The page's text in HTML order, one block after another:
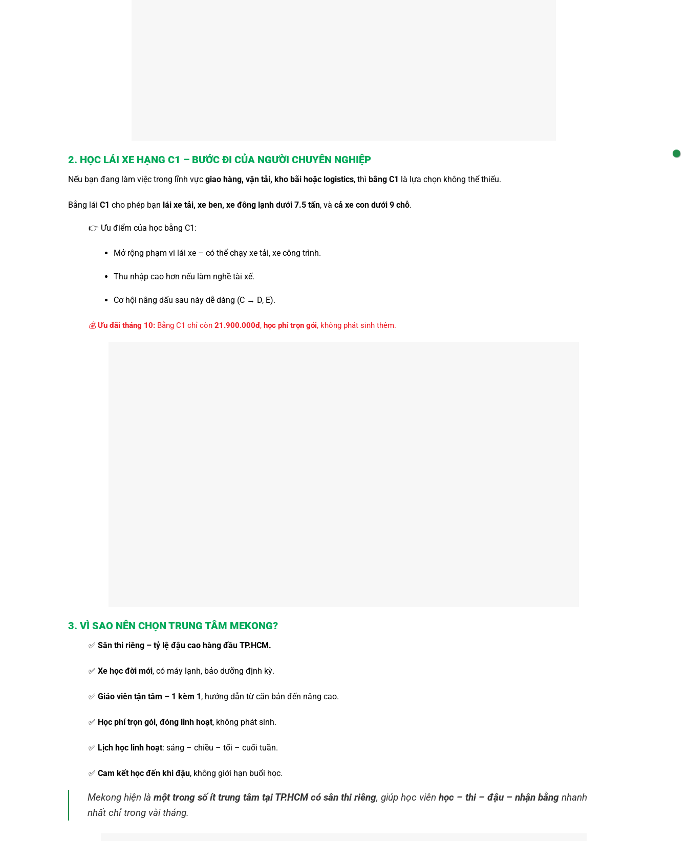
2. HỌC LÁI XE HẠNG C1 – BƯỚC ĐI CỦA NGƯỜI CHUYÊN NGHIỆP
Nếu bạn đang làm việc trong lĩnh vực giao hàng, vận tải, kho bãi hoặc logistics, thì bằng C1 là lựa chọn không thể thiếu.
Bằng lái C1 cho phép bạn lái xe tải, xe ben, xe đông lạnh dưới 7.5 tấn, và cả xe con dưới 9 chỗ.
👉 Ưu điểm của học bằng C1:
Mở rộng phạm vi lái xe – có thể chạy xe tải, xe công trình.
Thu nhập cao hơn nếu làm nghề tài xế.
Cơ hội nâng dấu sau này dễ dàng (C → D, E).
💰 Ưu đãi tháng 10: Bằng C1 chỉ còn 21.900.000đ, học phí trọn gói, không phát sinh thêm.
3. VÌ SAO NÊN CHỌN TRUNG TÂM MEKONG?
✅ Sân thi riêng – tỷ lệ đậu cao hàng đầu TP.HCM.
✅ Xe học đời mới, có máy lạnh, bảo dưỡng định kỳ.
✅ Giáo viên tận tâm – 1 kèm 1, hướng dẫn từ căn bản đến nâng cao.
✅ Học phí trọn gói, đóng linh hoạt, không phát sinh.
✅ Lịch học linh hoạt: sáng – chiều – tối – cuối tuần.
✅ Cam kết học đến khi đậu, không giới hạn buổi học.
Mekong hiện là một trong số ít trung tâm tại TP.HCM có sân thi riêng, giúp học viên học – thi – đậu – nhận bằngnhanh
nhất chỉ trong vài tháng.